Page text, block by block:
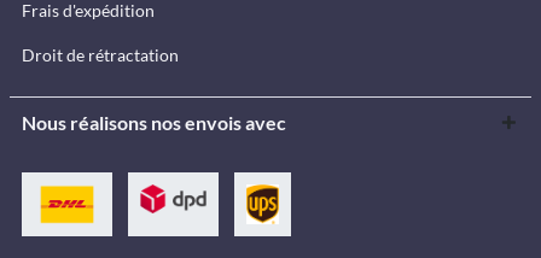
Frais d'expédition
Droit de rétractation
Nous réalisons nos envois avec